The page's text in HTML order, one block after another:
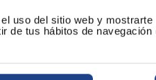
uso del sitio web y
de tus hábitos de navegación
105
230